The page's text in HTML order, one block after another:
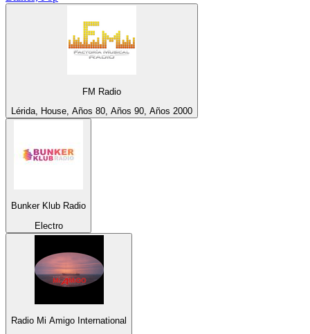
FM Radio
Lérida, House, Años 80, Años 90, Años 2000
Bunker Klub Radio
Electro
Radio Mi Amigo International